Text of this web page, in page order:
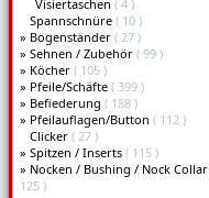
Visiertaschen ( 4 )
Spannschnüre ( 10 )
» Bogenständer ( 27 )
» Sehnen / Zubehör ( 99 )
» Köcher ( 105 )
» Pfeile/Schäfte ( 399 )
» Befiederung ( 188 )
» Pfeilauflagen/Button ( 112 )
Clicker ( 27 )
» Spitzen / Inserts ( 115 )
» Nocken / Bushing / Nock Collar
125 )